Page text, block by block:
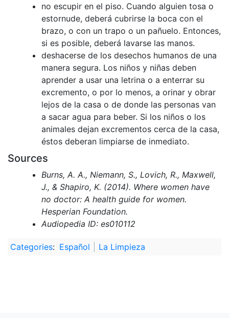
no escupir en el piso. Cuando alguien tosa o
estornude, deberá cubrirse la boca con el
brazo, o con un trapo o un pañuelo. Entonces,
si es posible, deberá lavarse las manos.
deshacerse de los desechos humanos de una
manera segura. Los niños y niñas deben
aprender a usar una letrina o a enterrar su
excremento, o por lo menos, a orinar y obrar
lejos de la casa o de donde las personas van
a sacar agua para beber. Si los niños o los
animales dejan excrementos cerca de la casa,
éstos deberan limpiarse de inmediato.
Sources
Burns, A. A., Niemann, S., Lovich, R., Maxwell,
J., & Shapiro, K. (2014). Where women have
no doctor: A health guide for women.
Hesperian Foundation.
Audiopedia ID: es010112
Categories: Español La Limpieza